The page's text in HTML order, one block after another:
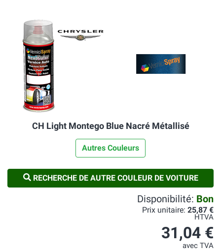
CH Light Montego Blue Nacré Métallisé
Autres Couleurs
RECHERCHE DE AUTRE COULEUR DE VOITURE
Disponibilité: Bon
Prix unitaire: 25,87 €
HTVA
31,04 €
avec TVA